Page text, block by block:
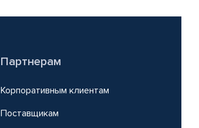
Партнерам
Корпоративным клиентам
Поставщикам